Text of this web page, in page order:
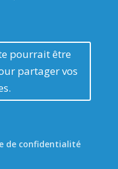
pourrait être
partager vos
de confidentialité